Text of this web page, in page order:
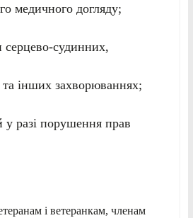
медичного догляду;
судинних,
та інших захворюваннях;
у разі порушення прав
і ветеранкам, членам